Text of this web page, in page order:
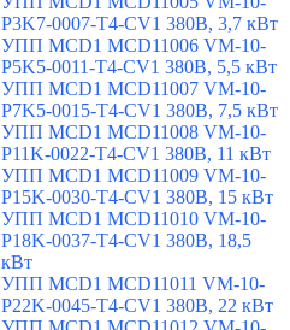
P3K7-0007-T4-CV1 380В, 3,7 кВт
УПП MCD1 MCD11006 VM-10-
P5K5-0011-T4-CV1 380В, 5,5 кВт
УПП MCD1 MCD11007 VM-10-
P7K5-0015-T4-CV1 380В, 7,5 кВт
УПП MCD1 MCD11008 VM-10-
P11K-0022-T4-CV1 380В, 11 кВт
УПП MCD1 MCD11009 VM-10-
P15K-0030-T4-CV1 380В, 15 кВт
УПП MCD1 MCD11010 VM-10-
P18K-0037-T4-CV1 380В, 18,5
кВт
УПП MCD1 MCD11011 VM-10-
P22K-0045-T4-CV1 380В, 22 кВт